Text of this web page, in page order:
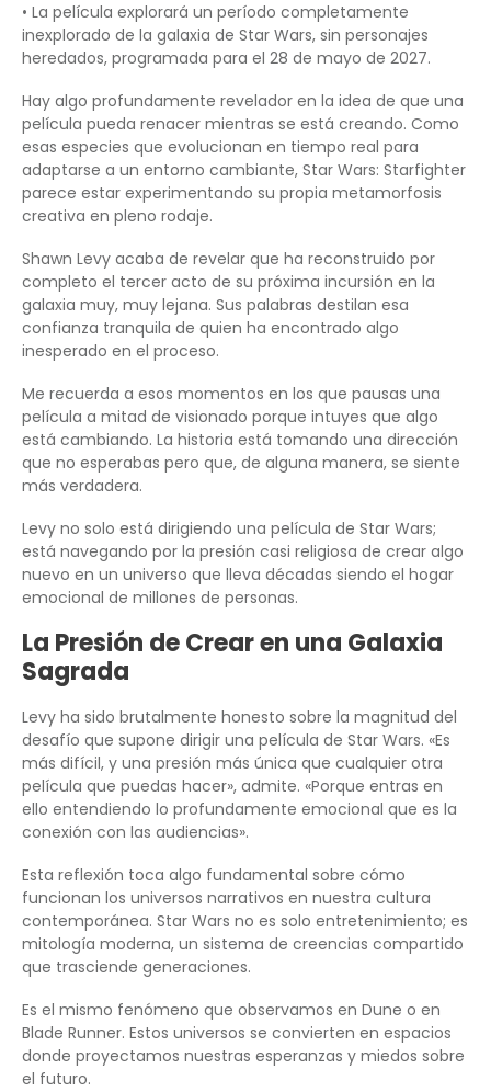
• La película explorará un período completamente
inexplorado de la galaxia de Star Wars, sin personajes
heredados, programada para el 28 de mayo de 2027.
Hay algo profundamente revelador en la idea de que una
película pueda renacer mientras se está creando. Como
esas especies que evolucionan en tiempo real para
adaptarse a un entorno cambiante, Star Wars: Starfighter
parece estar experimentando su propia metamorfosis
creativa en pleno rodaje.
Shawn Levy acaba de revelar que ha reconstruido por
completo el tercer acto de su próxima incursión en la
galaxia muy, muy lejana. Sus palabras destilan esa
confianza tranquila de quien ha encontrado algo
inesperado en el proceso.
Me recuerda a esos momentos en los que pausas una
película a mitad de visionado porque intuyes que algo
está cambiando. La historia está tomando una dirección
que no esperabas pero que, de alguna manera, se siente
más verdadera.
Levy no solo está dirigiendo una película de Star Wars;
está navegando por la presión casi religiosa de crear algo
nuevo en un universo que lleva décadas siendo el hogar
emocional de millones de personas.
La Presión de Crear en una Galaxia
Sagrada
Levy ha sido brutalmente honesto sobre la magnitud del
desafío que supone dirigir una película de Star Wars. «Es
más difícil, y una presión más única que cualquier otra
película que puedas hacer», admite. «Porque entras en
ello entendiendo lo profundamente emocional que es la
conexión con las audiencias».
Esta reflexión toca algo fundamental sobre cómo
funcionan los universos narrativos en nuestra cultura
contemporánea. Star Wars no es solo entretenimiento; es
mitología moderna, un sistema de creencias compartido
que trasciende generaciones.
Es el mismo fenómeno que observamos en Dune o en
Blade Runner. Estos universos se convierten en espacios
donde proyectamos nuestras esperanzas y miedos sobre
el futuro.